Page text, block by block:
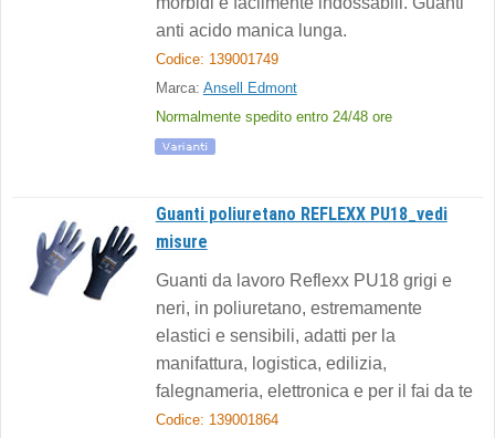
anti acido manica lunga.
Codice: 139001749
Marca: Ansell Edmont
Normalmente spedito entro 24/48 ore
Guanti poliuretano REFLEXX PU18_vedi
misure
Guanti da lavoro Reflexx PU18 grigi e
neri, in poliuretano, estremamente
elastici e sensibili, adatti per la
manifattura, logistica, edilizia,
falegnameria, elettronica e per il fai da te
Codice: 139001864